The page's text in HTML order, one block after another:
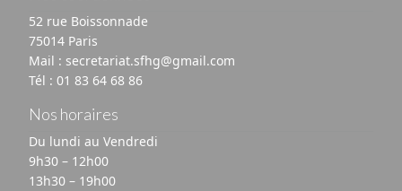
52 rue Boissonnade
75014 Paris
Mail : secretariat.sfhg@gmail.com
Tél : 01 83 64 68 86
Nos horaires
Du lundi au Vendredi
9h30 – 12h00
13h30 – 19h00